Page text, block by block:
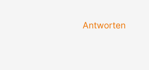
Antworten